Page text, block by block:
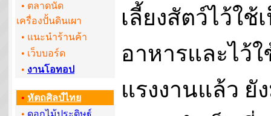
• ตลาดนัด
เครื่องปั้นดินเผา
• แนะนำร้านค้า
• เว็บบอร์ด
• งานโอทอป
• หัตถศิลป์ไทย
• ดอกไม้ประดิษฐ์
เลี้ยงสัตว์ไว้ใช้
อาหารและไว้ใ
แรงงานแล้ว ยั